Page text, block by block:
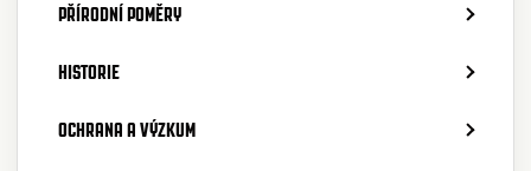
PŘÍRODNÍ POMĚRY
HISTORIE
OCHRANA A VÝZKUM